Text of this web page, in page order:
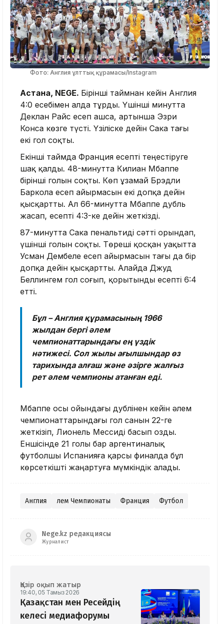
Фото: Англия ұлттық құрамасы/Instagram
Астана, NEGE. Бірінші таймнан кейін Англия
4:0 есебімен алда тұрды. Үшінші минутта
Деклан Райс есеп ашса, артынша Эзри
Конса көзге түсті. Үзіліске дейін Сака тағы
екі гол соқты.
Екінші таймда Франция есепті теңестіруге
шақ қалды. 48-минутта Килиан Мбаппе
бірінші голын соқты. Көп ұзамай Брэдли
Баркола есеп айырмасын екі допқа дейін
қысқартты. Ал 66-минутта Мбаппе дубль
жасап, есепті 4:3-ке дейін жеткізді.
87-минутта Сака пенальтиді сәтті орындап,
үшінші голын соқты. Төреші қосқан уақытта
Усман Дембеле есеп айырмасын тағы да бір
допқа дейін қысқартты. Алайда Джуд
Беллингем гол соғып, қорытынды есепті 6:4
етті.
Бұл – Англия құрамасының 1966
жылдан бергі әлем
чемпионаттарындағы ең үздік
нәтижесі. Сол жылы ағылшындар өз
тарихында алғаш және әзірге жалғыз
рет әлем чемпионы атанған еді.
Мбаппе осы ойындағы дублінен кейін әлем
чемпионаттарындағы гол санын 22-ге
жеткізіп, Лионель Мессиді басып озды.
Еншісінде 21 голы бар аргентиналық
футболшы Испанияға қарсы финалда бұл
көрсеткішті жаңартуға мүмкіндік алады.
Англия Әлем Чемпионаты Франция Футбол
Nege.kz редакциясы
Журналист
Қазір оқып жатыр
19:40, 05 Тамыз 2026
Қазақстан мен Ресейдің
келесі медиафорумы